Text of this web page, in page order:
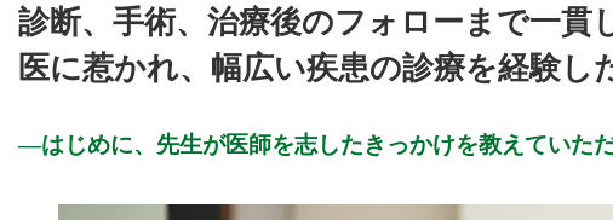
診断、手術、治療後のフォローまで一貫
医に惹かれ、幅広い疾患の診療を経験し
はじめに、先生が医師を志したきっかけを教えていた